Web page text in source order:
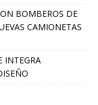
BOMBEROS DE
CAMIONETAS
INTEGRA